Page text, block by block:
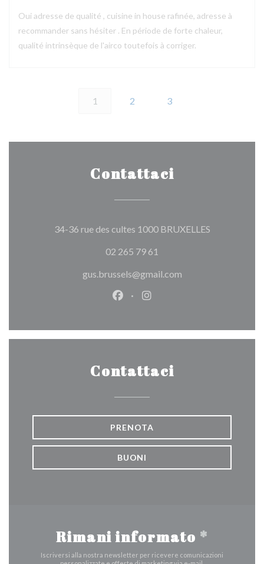
Oui adresse de qualité , cuisine in house rafinée, adresse à
recommander sans hésiter . En période de forte chaleur,
qualité intrinsèque de l'airco toutefois à corriger.
1 2 3
Contattaci
34-36 rue des cultes 1000 BRUXELLES((apre una
02 265 79 61
gus.brussels@gmail.com
Facebook ((apre una nuova
Instagram ((apre una
Contattaci
PRENOTA
BUONI
Rimani informato *
Iscriversi alla nostra newsletter per ricevere comunicazioni